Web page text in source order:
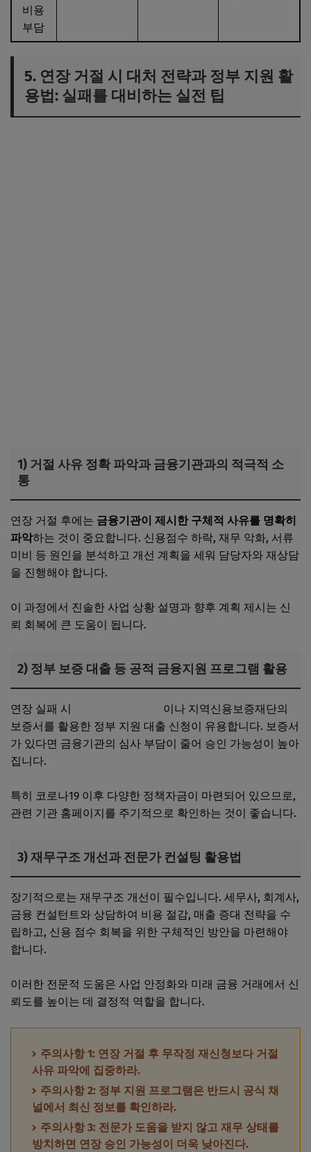
비용
부담
5. 연장 거절 시 대처 전략과 정부 지원 활
용법: 실패를 대비하는 실전 팁
1) 거절 사유 정확 파악과 금융기관과의 적극적 소
통
연장 거절 후에는 금융기관이 제시한 구체적 사유를 명확히
파악하는 것이 중요합니다. 신용점수 하락, 재무 악화, 서류
미비 등 원인을 분석하고 개선 계획을 세워 담당자와 재상담
을 진행해야 합니다.
이 과정에서 진솔한 사업 상황 설명과 향후 계획 제시는 신
뢰 회복에 큰 도움이 됩니다.
2) 정부 보증 대출 등 공적 금융지원 프로그램 활용
연장 실패 시
이나 지역신용보증재단의
보증서를 활용한 정부 지원 대출 신청이 유용합니다. 보증서
가 있다면 금융기관의 심사 부담이 줄어 승인 가능성이 높아
집니다.
특히 코로나19 이후 다양한 정책자금이 마련되어 있으므로,
관련 기관 홈페이지를 주기적으로 확인하는 것이 좋습니다.
3) 재무구조 개선과 전문가 컨설팅 활용법
장기적으로는 재무구조 개선이 필수입니다. 세무사, 회계사,
금융 컨설턴트와 상담하여 비용 절감, 매출 증대 전략을 수
립하고, 신용 점수 회복을 위한 구체적인 방안을 마련해야
합니다.
이러한 전문적 도움은 사업 안정화와 미래 금융 거래에서 신
뢰도를 높이는 데 결정적 역할을 합니다.
주의사항 1: 연장 거절 후 무작정 재신청보다 거절
사유 파악에 집중하라.
주의사항 2: 정부 지원 프로그램은 반드시 공식 채
널에서 최신 정보를 확인하라.
주의사항 3: 전문가 도움을 받지 않고 재무 상태를
방치하면 연장 승인 가능성이 더욱 낮아진다.